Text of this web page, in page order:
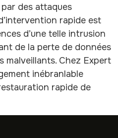
des attaques
rapide est
d’une telle intrusion
de la perte de données
malveillants. Chez Expert
inébranlable
rapide de